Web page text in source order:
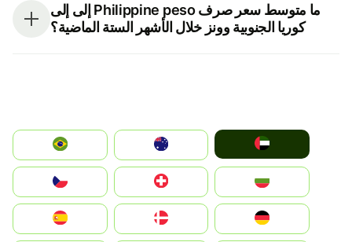
ما متوسط سعر صرف Philippine peso إلى إلى
كوريا الجنوبية وونز خلال الأشهر الستة الماضية؟
الإمارات العربية المتحدة
Switzerland
Deutschland